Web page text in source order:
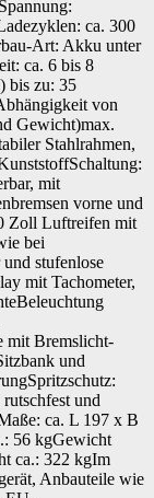
ca. 300
Art: Akku unter
ca. 6 bis 8
bis zu: 35
von
Gewicht)max.
Stahlrahmen,
mit
vorne und
Zoll Luftreifen mit
bei
stufenlose
mit Tachometer,
mit Bremslicht-
und
und
ca. L 197 x B
56 kgGewicht
ca.: 322 kgIm
Anbauteile wie